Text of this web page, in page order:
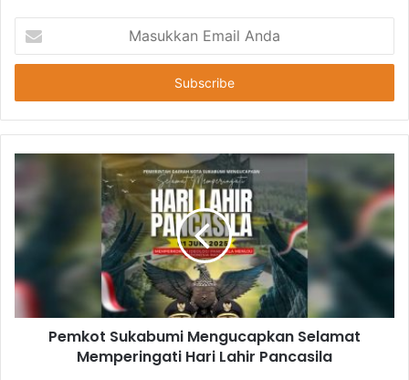
Email
Anda
Pemkot Sukabumi Mengucapkan Selamat
Memperingati Hari Lahir Pancasila